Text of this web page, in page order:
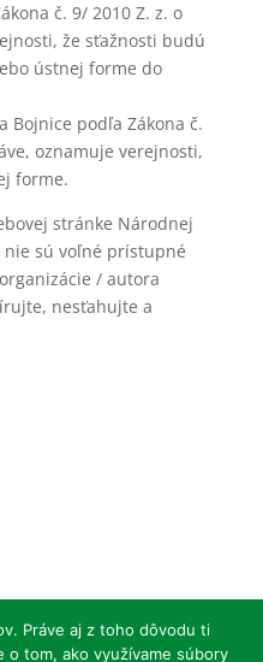
č. 9/ 2010 Z. z. o
že sťažnosti budú
ústnej forme do
Bojnice podľa Zákona č.
oznamuje verejnosti,
forme.
stránke Národnej
nie sú voľné prístupné
/ autora
nesťahujte a
Práve aj z toho dôvodu ti
o tom, ako využívame súbory